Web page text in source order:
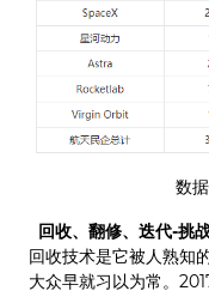
数
回收、翻修、迭代-挑
回收技术是它被人熟知
大众早就习以为常。